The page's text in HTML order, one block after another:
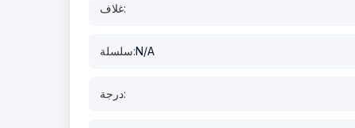
غلاف:
سلسلة:N/A
درجة: